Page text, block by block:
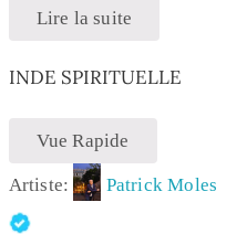
Lire la suite
INDE SPIRITUELLE
Vue Rapide
Artiste: Patrick Moles